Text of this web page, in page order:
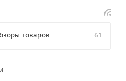
товаров 61